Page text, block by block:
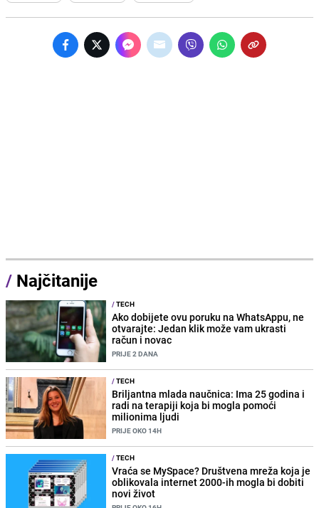
/ Najčitanije
/TECH
Ako dobijete ovu poruku na WhatsAppu, ne
otvarajte: Jedan klik može vam ukrasti
račun i novac
PRIJE 2 DANA
/TECH
Briljantna mlada naučnica: Ima 25 godina i
radi na terapiji koja bi mogla pomoći
milionima ljudi
PRIJE OKO 14H
/TECH
Vraća se MySpace? Društvena mreža koja je
oblikovala internet 2000-ih mogla bi dobiti
novi život